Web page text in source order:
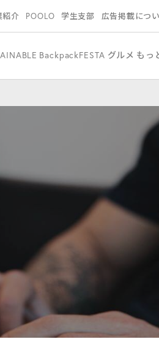
紹介 POOLO 学生支部 広告掲載につ
BackpackFESTA グルメ もっ